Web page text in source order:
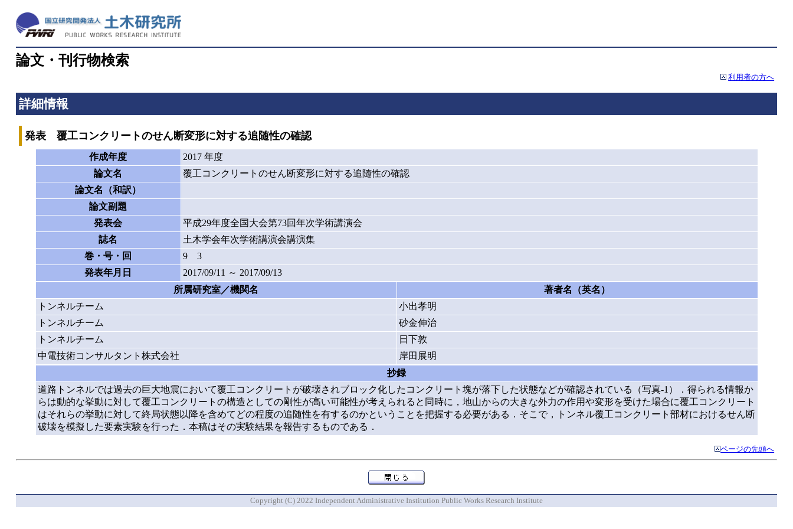
論文・刊行物検索
利用者の方へ
詳細情報
発表 覆工コンクリートのせん断変形に対する追随性の確認
作成年度
2017 年度
論文名
覆工コンクリートのせん断変形に対する追随性の確認
論文名（和訳）
論文副題
発表会
平成29年度全国大会第73回年次学術講演会
誌名
土木学会年次学術講演会講演集
巻・号・回
9 3
発表年月日
2017/09/11 ～ 2017/09/13
所属研究室／機関名
著者名（英名）
トンネルチーム
小出孝明
トンネルチーム
砂金伸治
トンネルチーム
日下敦
中電技術コンサルタント株式会社
岸田展明
抄録
道路トンネルでは過去の巨大地震において覆工コンクリートが破壊されブロック化したコンクリート塊が落下した状態などが確認されている（写真-1）．得られる情報か
らは動的な挙動に対して覆工コンクリートの構造としての剛性が高い可能性が考えられると同時に，地山からの大きな外力の作用や変形を受けた場合に覆工コンクリート
はそれらの挙動に対して終局状態以降を含めてどの程度の追随性を有するのかということを把握する必要がある．そこで，トンネル覆工コンクリート部材におけるせん断
破壊を模擬した要素実験を行った．本稿はその実験結果を報告するものである．
ページの先頭へ
Copyright (C) 2022 Independent Administrative Institution Public Works Research Institute